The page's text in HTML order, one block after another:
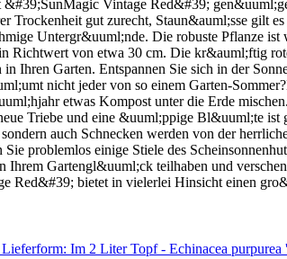
Vintage Red&#39;
Trockenheit gut zurecht, Staun&auml;sse gilt
Untergr&uuml;nde. Die robuste Pflanze
Richtwert von etwa 30 cm. Die kr&auml;ftig
Ihren Garten. Entspannen Sie sich in der
nicht jeder von so einem Garten-
etwas Kompost unter die Erde
Triebe und eine &uuml;ppige Bl&uuml;te
auch Schnecken werden von der
problemlos einige Stiele des
Ihrem Gartengl&uuml;ck teilhaben und
Red&#39; bietet in vielerlei Hinsicht einen
Im 2 Liter Topf - Echinacea purpurea